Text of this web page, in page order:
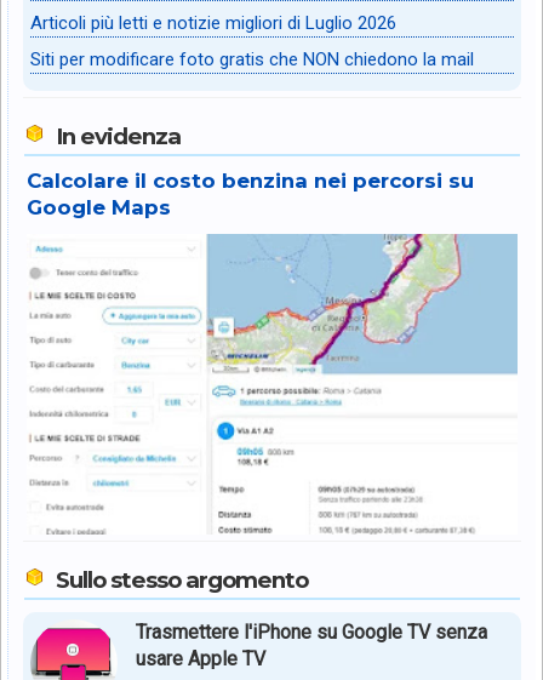
Articoli più letti e notizie migliori di Luglio 2026
Siti per modificare foto gratis che NON chiedono la mail
In evidenza
Calcolare il costo benzina nei percorsi su
Google Maps
Sullo stesso argomento
Trasmettere l'iPhone su Google TV senza
usare Apple TV